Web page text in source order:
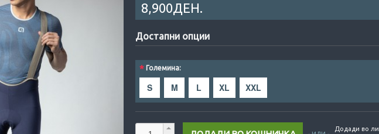
8,900ДЕН.
Достапни опции
* Големина:
S M L XL XXL
Додади во